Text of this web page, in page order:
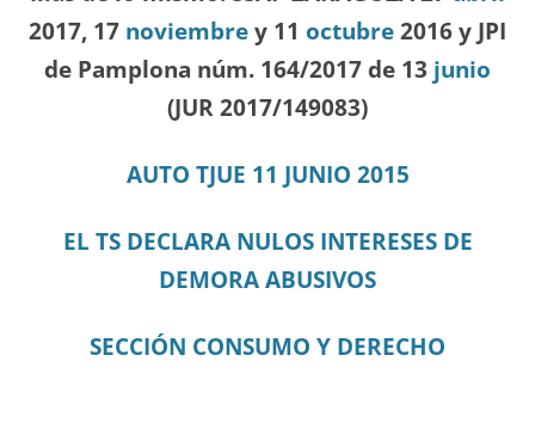
2017, 17 noviembre y 11 octubre 2016 y JPI
de Pamplona núm. 164/2017 de 13 junio
(JUR 2017/149083)
AUTO TJUE 11 JUNIO 2015
EL TS DECLARA NULOS INTERESES DE
DEMORA ABUSIVOS
SECCIÓN CONSUMO Y DERECHO